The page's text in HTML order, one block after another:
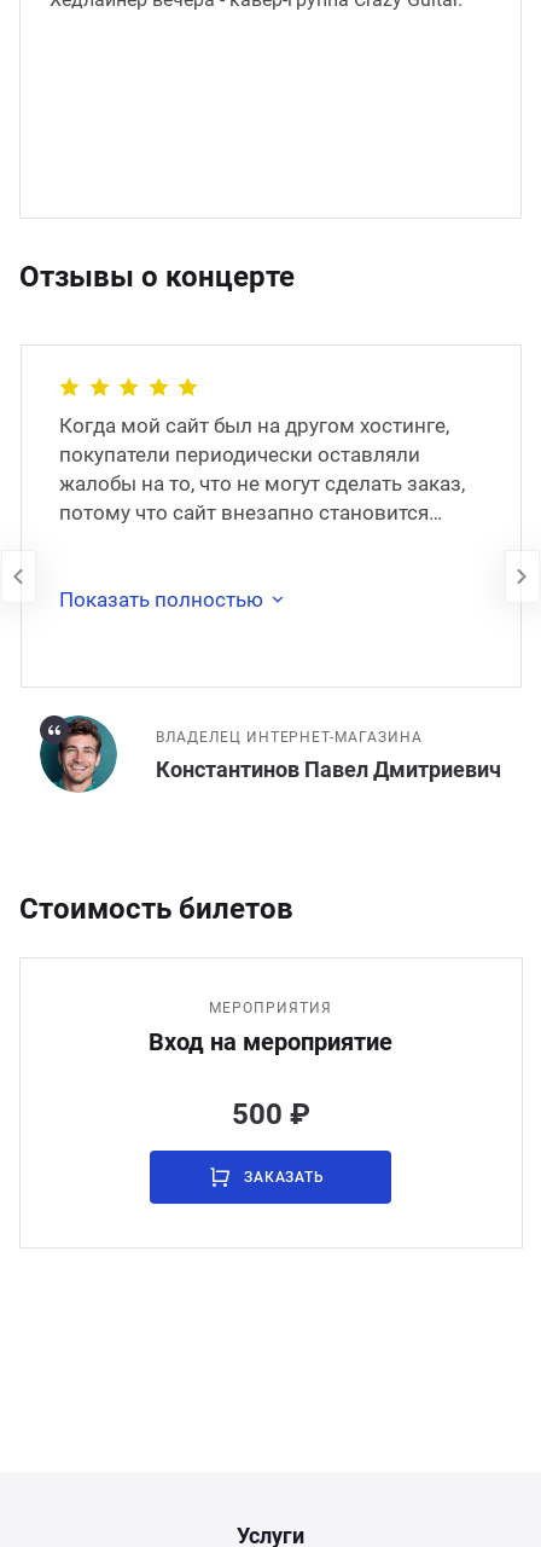
Отзывы о концерте
Когда мой сайт был на другом хостинге,
покупатели периодически оставляли
жалобы на то, что не могут сделать заказ,
потому что сайт внезапно становится
Показать полностью
ВЛАДЕЛЕЦ ИНТЕРНЕТ-МАГАЗИНА
Константинов Павел Дмитриевич
Стоимость билетов
МЕРОПРИЯТИЯ
Вход на мероприятие
500 ₽
ЗАКАЗАТЬ
Услуги